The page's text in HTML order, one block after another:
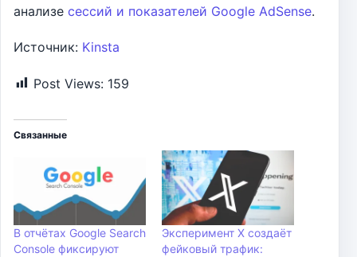
анализе сессий и показателей Google AdSense.
Источник: Kinsta
Post Views: 159
Связанные
В отчётах Google Search
Console фиксируют
Эксперимент X создаёт
фейковый трафик: